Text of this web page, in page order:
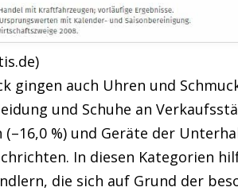
gingen auch Uhren und
und Schuhe an
(–16,0 %) und Geräte der
In diesen Kategorien
die sich auf Grund der